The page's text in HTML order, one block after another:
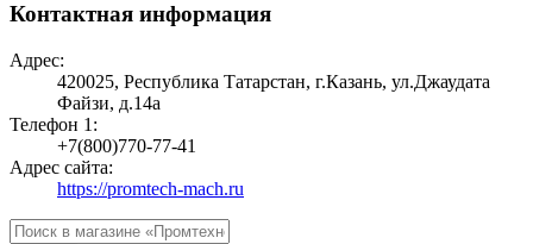
Контактная информация
Адрес:
420025, Республика Татарстан, г.Казань, ул.Джаудата
Файзи, д.14а
Телефон 1:
+7(800)770-77-41
Адрес сайта:
https://promtech-mach.ru